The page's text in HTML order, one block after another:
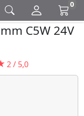
0
C5W 24V
2/ 5,0